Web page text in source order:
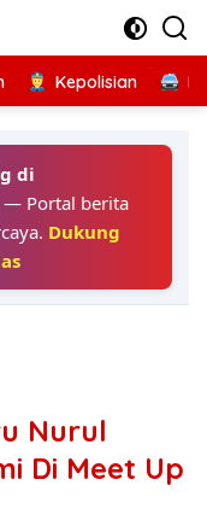
Kepolisian
di
— Portal berita
Dukung
Nurul
Di Meet Up